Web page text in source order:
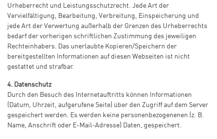
Urheberrecht und Leistungsschutzrecht. Jede Art der
Vervielfältigung, Bearbeitung, Verbreitung, Einspeicherung und
jede Art der Verwertung außerhalb der Grenzen des Urheberrechts
bedarf der vorherigen schriftlichen Zustimmung des jeweiligen
Rechteinhabers. Das unerlaubte Kopieren/Speichern der
bereitgestellten Informationen auf diesen Webseiten ist nicht
gestattet und strafbar.
4. Datenschutz
Durch den Besuch des Internetauftritts können Informationen
(Datum, Uhrzeit, aufgerufene Seite) über den Zugriff auf dem Server
gespeichert werden. Es werden keine personenbezogenenen (z. B.
Name, Anschrift oder E-Mail-Adresse) Daten, gespeichert.